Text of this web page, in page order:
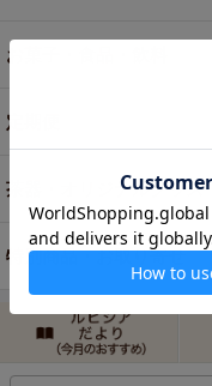
お菓子・食品・飲料
定期便
茶器・オリジナルグッズ
特別商品・お取り寄せ